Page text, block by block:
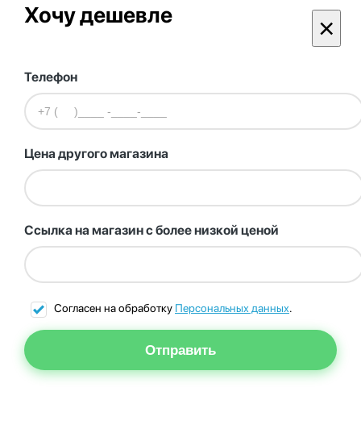
Хочу дешевле ×
Телефон
Цена другого магазина
Ссылка на магазин с более низкой ценой
Согласен на обработку Персональных данных.
Отправить